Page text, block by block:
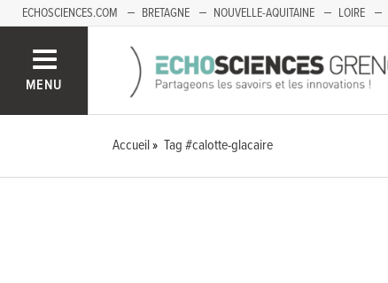
ECHOSCIENCES.COM BRETAGNE NOUVELLE-AQUITAINE LOIRE
MENU
Accueil Tag #calotte-glacaire